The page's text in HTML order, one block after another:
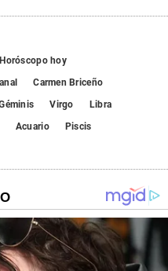
Horóscopo hoy
Carmen Briceño
Virgo
Libra
Acuario
Piscis